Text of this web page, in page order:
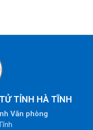
TỈNH HÀ TĨNH
Văn phòng